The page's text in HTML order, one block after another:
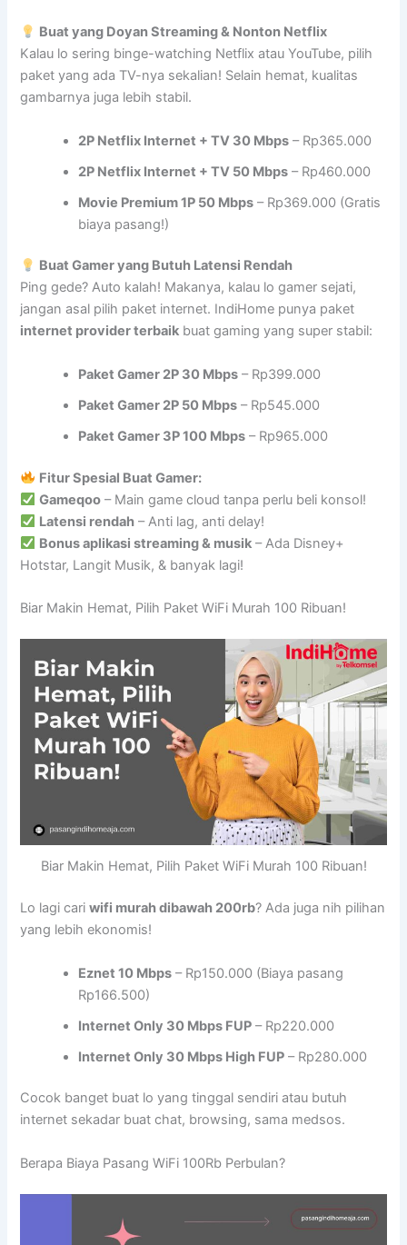
Buat yang Doyan Streaming & Nonton Netflix
Kalau lo sering binge-watching Netflix atau YouTube, pilih
paket yang ada TV-nya sekalian! Selain hemat, kualitas
gambarnya juga lebih stabil.
2P Netflix Internet + TV 30 Mbps – Rp365.000
2P Netflix Internet + TV 50 Mbps – Rp460.000
Movie Premium 1P 50 Mbps – Rp369.000 (Gratis
biaya pasang!)
Buat Gamer yang Butuh Latensi Rendah
Ping gede? Auto kalah! Makanya, kalau lo gamer sejati,
jangan asal pilih paket internet. IndiHome punya paket
internet provider terbaik buat gaming yang super stabil:
Paket Gamer 2P 30 Mbps – Rp399.000
Paket Gamer 2P 50 Mbps – Rp545.000
Paket Gamer 3P 100 Mbps – Rp965.000
Fitur Spesial Buat Gamer:
Gameqoo – Main game cloud tanpa perlu beli konsol!
Latensi rendah – Anti lag, anti delay!
Bonus aplikasi streaming & musik – Ada Disney+
Hotstar, Langit Musik, & banyak lagi!
Biar Makin Hemat, Pilih Paket WiFi Murah 100 Ribuan!
Biar Makin Hemat, Pilih Paket WiFi Murah 100 Ribuan!
Lo lagi cariwifi murah dibawah 200rb? Ada juga nih pilihan
yang lebih ekonomis!
Eznet 10 Mbps – Rp150.000 (Biaya pasang
Rp166.500)
Internet Only 30 Mbps FUP – Rp220.000
Internet Only 30 Mbps High FUP – Rp280.000
Cocok banget buat lo yang tinggal sendiri atau butuh
internet sekadar buat chat, browsing, sama medsos.
Berapa Biaya Pasang WiFi 100Rb Perbulan?